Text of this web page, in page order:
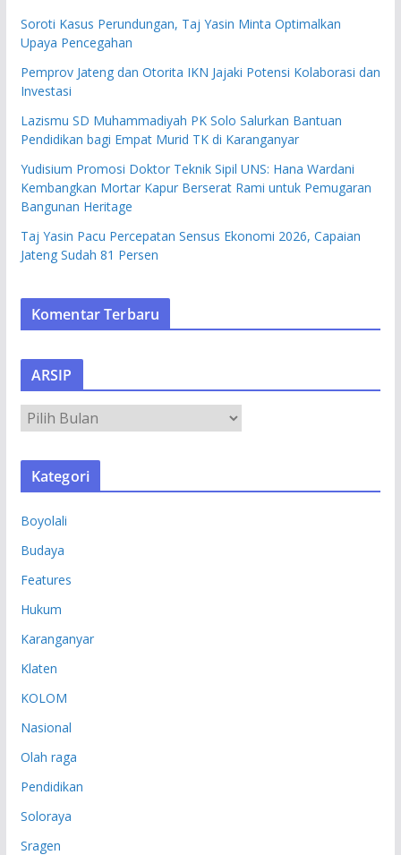
Soroti Kasus Perundungan, Taj Yasin Minta Optimalkan
Upaya Pencegahan
Pemprov Jateng dan Otorita IKN Jajaki Potensi Kolaborasi dan
Investasi
Lazismu SD Muhammadiyah PK Solo Salurkan Bantuan
Pendidikan bagi Empat Murid TK di Karanganyar
Yudisium Promosi Doktor Teknik Sipil UNS: Hana Wardani
Kembangkan Mortar Kapur Berserat Rami untuk Pemugaran
Bangunan Heritage
Taj Yasin Pacu Percepatan Sensus Ekonomi 2026, Capaian
Jateng Sudah 81 Persen
Komentar Terbaru
ARSIP
R
S
Kategori
Boyolali
Budaya
Features
Hukum
Karanganyar
Klaten
KOLOM
Nasional
Olah raga
Pendidikan
Soloraya
Sragen